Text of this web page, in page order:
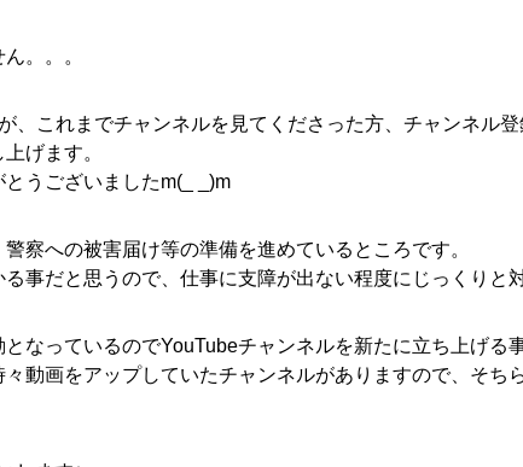
。。。
、これまでチャンネルを見てくださった方、チャンネル
げます。
うございましたm(_ _)m
察への被害届け等の準備を進めているところです。
事だと思うので、仕事に支障が出ない程度にじっくりと
なっているのでYouTubeチャンネルを新たに立ち上げる
動画をアップしていたチャンネルがありますので、そち